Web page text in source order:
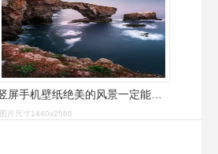
竖屏手机壁纸绝美的风景一定能配上你的手机
图片尺寸1440x2560